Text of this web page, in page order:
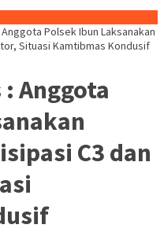
Polsek Ibun Laksanakan
Situasi Kamtibmas Kondusif
Anggota
C3 dan